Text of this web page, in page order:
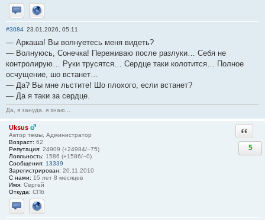
Отправить личное сообщение
Сайт
#3084 23.01.2026, 05:11
— Аркаша! Вы волнуетесь меня видеть?
— Волнуюсь, Сонечка! Переживаю после разлуки… Себя не
контролирую… Руки трусятся… Сердце таки колотится… Полное
осчущение, шо встанет…
— Да? Вы мне льстите! Шо плохого, если встанет?
— Да я таки за сердце.
Да, я зануда, я знаю...
Uksus
Автор темы, Администратор
Возраст: 62
Репутация: 24909 (+24984/−75)
Лояльность: 1586 (+1586/−0)
Сообщения: 13339
Зарегистрирован: 20.11.2010
С нами: 15 лет 8 месяцев
Имя: Сергей
Откуда: СПб
Отправить личное сообщение
Сайт
5